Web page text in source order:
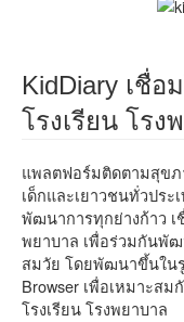
KidDiary เชื่
โรงเรียน โรง
แพลตฟอร์มติดตามสุข
เด็กและเยาวชนทั่วปร
พัฒนาการทุกย่างก้าว เ
พยาบาล เพื่อร่วมกันพั
สมวัย โดยพัฒนาขึ้นในรู
Browser เพื่อเหมาะส
โรงเรียน โรงพยาบาล